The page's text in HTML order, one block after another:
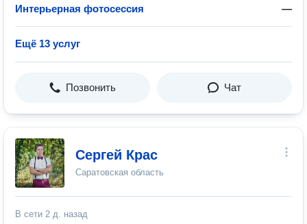
Интерьерная фотосессия —
Ещё 13 услуг
Позвонить Чат
Сергей Крас
Саратовская область
В сети 2 д. назад